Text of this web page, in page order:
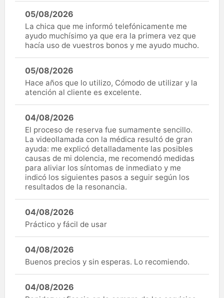
05/08/2026
La chica que me informó telefónicamente me
ayudo muchísimo ya que era la primera vez que
hacía uso de vuestros bonos y me ayudo mucho.
05/08/2026
Hace años que lo utilizo, Cómodo de utilizar y la
atención al cliente es excelente.
04/08/2026
El proceso de reserva fue sumamente sencillo.
La videollamada con la médica resultó de gran
ayuda: me explicó detalladamente las posibles
causas de mi dolencia, me recomendó medidas
para aliviar los síntomas de inmediato y me
indicó los siguientes pasos a seguir según los
resultados de la resonancia.
04/08/2026
Práctico y fácil de usar
04/08/2026
Buenos precios y sin esperas. Lo recomiendo.
04/08/2026